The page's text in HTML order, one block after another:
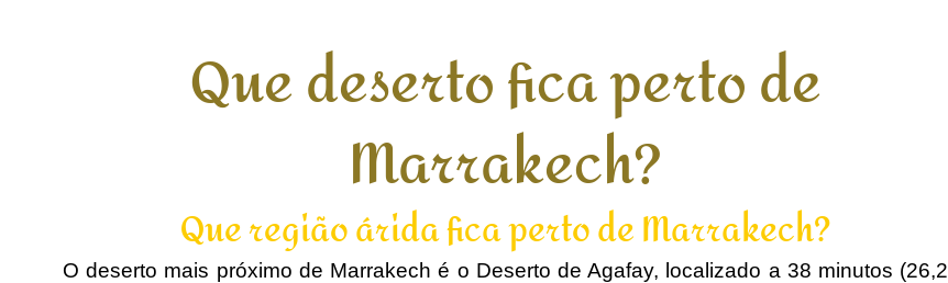
Que deserto fica perto de
Marrakech?
Que região árida fica perto de Marrakech?
O deserto mais próximo de Marrakech é o Deserto de Agafay, localizado a 38 minutos (26,2